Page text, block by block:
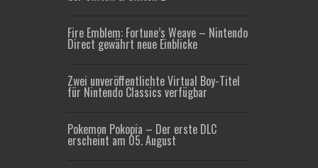
Fire Emblem: Fortune’s Weave – Nintendo
Direct gewährt neue Einblicke
Zwei unveröffentlichte Virtual Boy-Titel
für Nintendo Classics verfügbar
Pokemon Pokopia – Der erste DLC
erscheint am 05. August